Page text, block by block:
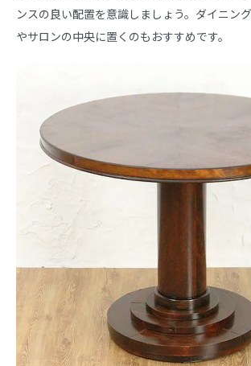
ンスの良い配置を意識しましょう。ダイニン
やサロンの中央に置くのもおすすめです。